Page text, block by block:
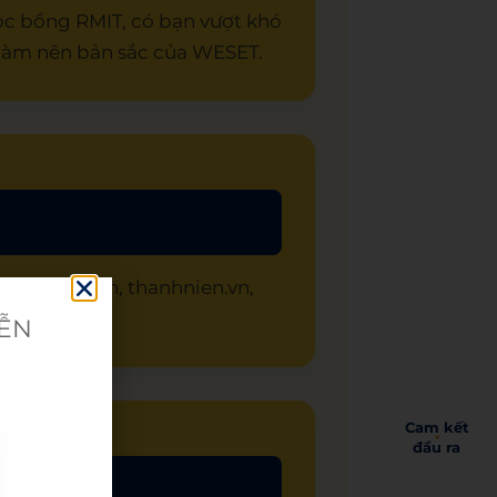
bổng RMIT, có bạn vượt khó
nên bản sắc của WESET.
lớn: vtv.vn, thanhnien.vn,
Cam kết
đầu ra